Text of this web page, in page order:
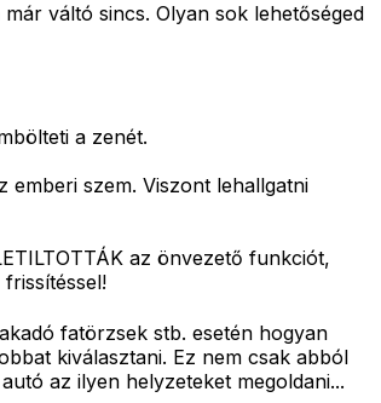
váltó sincs. Olyan sok lehetőséged
a zenét.
szem. Viszont lehallgatni
az önvezető funkciót,
fatörzsek stb. esetén hogyan
kiválasztani. Ez nem csak abból
az ilyen helyzeteket megoldani...